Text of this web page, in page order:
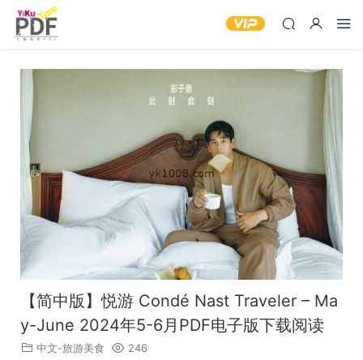
【简中版】悦游 Condé Nast Traveler – Ma
y-June 2024年5-6月PDF电子版下载阅读
中文-旅游美食 246